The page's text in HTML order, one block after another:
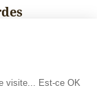
visite... Est-ce OK